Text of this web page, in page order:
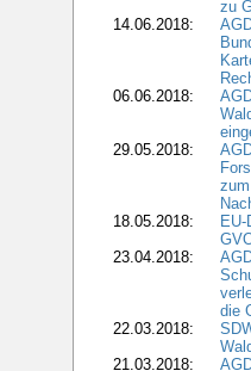
zu
14.06.2018:
06.06.2018:
29.05.2018:
18.05.2018:
23.04.2018:
die
22.03.2018:
21.03.2018: